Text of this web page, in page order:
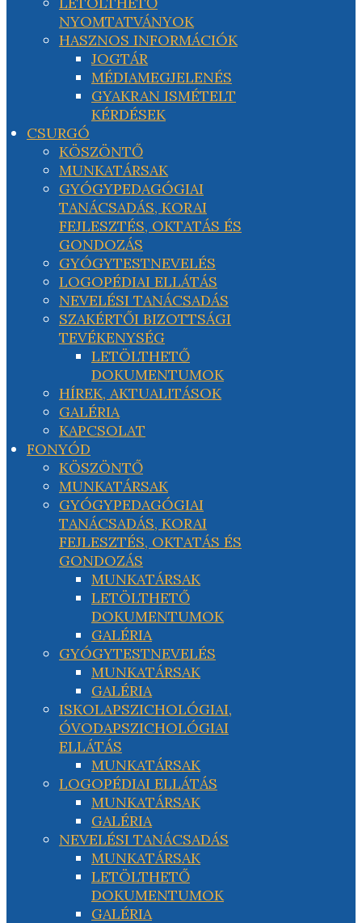
NYOMTATVÁNYOK
HASZNOS INFORMÁCIÓK
JOGTÁR
MÉDIAMEGJELENÉS
GYAKRAN ISMÉTELT
KÉRDÉSEK
CSURGÓ
KÖSZÖNTŐ
MUNKATÁRSAK
GYÓGYPEDAGÓGIAI
TANÁCSADÁS, KORAI
FEJLESZTÉS, OKTATÁS ÉS
GONDOZÁS
GYÓGYTESTNEVELÉS
LOGOPÉDIAI ELLÁTÁS
NEVELÉSI TANÁCSADÁS
SZAKÉRTŐI BIZOTTSÁGI
TEVÉKENYSÉG
LETÖLTHETŐ
DOKUMENTUMOK
HÍREK, AKTUALITÁSOK
GALÉRIA
KAPCSOLAT
FONYÓD
KÖSZÖNTŐ
MUNKATÁRSAK
GYÓGYPEDAGÓGIAI
TANÁCSADÁS, KORAI
FEJLESZTÉS, OKTATÁS ÉS
GONDOZÁS
MUNKATÁRSAK
LETÖLTHETŐ
DOKUMENTUMOK
GALÉRIA
GYÓGYTESTNEVELÉS
MUNKATÁRSAK
GALÉRIA
ISKOLAPSZICHOLÓGIAI,
ÓVODAPSZICHOLÓGIAI
ELLÁTÁS
MUNKATÁRSAK
LOGOPÉDIAI ELLÁTÁS
MUNKATÁRSAK
GALÉRIA
NEVELÉSI TANÁCSADÁS
MUNKATÁRSAK
LETÖLTHETŐ
DOKUMENTUMOK
GALÉRIA